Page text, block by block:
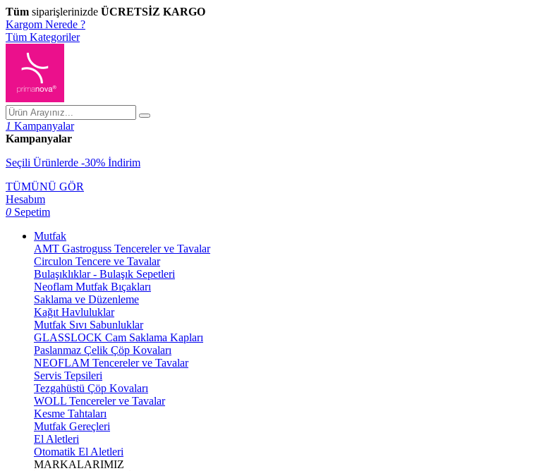
Tüm siparişlerinizde ÜCRETSİZ KARGO
Kargom Nerede ?
Tüm Kategoriler
1 Kampanyalar
Kampanyalar
Seçili Ürünlerde -30% İndirim
TÜMÜNÜ GÖR
Hesabım
0 Sepetim
Mutfak
AMT Gastroguss Tencereler ve Tavalar
Circulon Tencere ve Tavalar
Bulaşıklıklar - Bulaşık Sepetleri
Neoflam Mutfak Bıçakları
Saklama ve Düzenleme
Kağıt Havluluklar
Mutfak Sıvı Sabunluklar
GLASSLOCK Cam Saklama Kapları
Paslanmaz Çelik Çöp Kovaları
NEOFLAM Tencereler ve Tavalar
Servis Tepsileri
Tezgahüstü Çöp Kovaları
WOLL Tencereler ve Tavalar
Kesme Tahtaları
Mutfak Gereçleri
El Aletleri
Otomatik El Aletleri
MARKALARIMIZ